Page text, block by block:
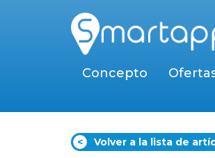
Concepto
< Volver a la lista de